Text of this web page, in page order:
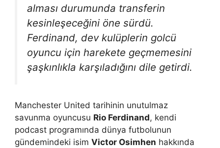
alması durumunda transferin
kesinleşeceğini öne sürdü.
Ferdinand, dev kulüplerin golcü
oyuncu için harekete geçmemesini
şaşkınlıkla karşıladığını dile getirdi.
Manchester United tarihinin unutulmaz
savunma oyuncusu Rio Ferdinand, kendi
podcast programında dünya futbolunun
gündemindeki isim Victor Osimhen hakkında